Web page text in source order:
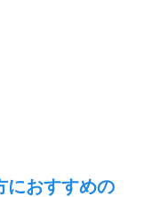
におすすめの